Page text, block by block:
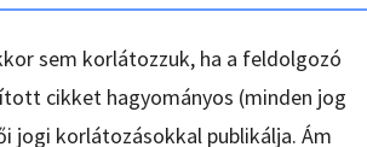
sem korlátozzuk, ha a feldolgozó
cikket hagyományos (minden jog
jogi korlátozásokkal publikálja. Ám